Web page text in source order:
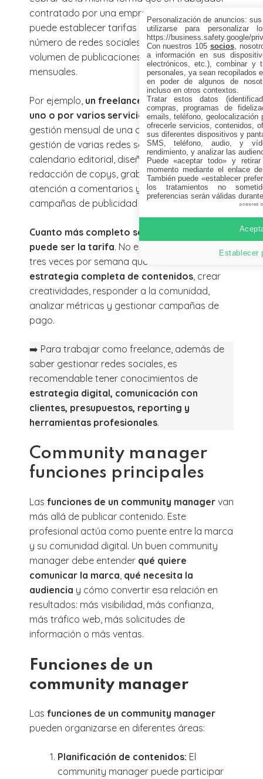
contratado por una empresa. En este caso,
puede establecer tarifas por proyecto, por
número de redes sociales gestionadas, por
volumen de publicaciones o por servicios
mensuales.
Por ejemplo, un freelance puede cobrar por
uno o por varios servicios, por ejemplo:
gestión mensual de una cuenta de Instagram,
gestión de varias redes sociales, creación de
calendario editorial, diseño de publicaciones,
redacción de copys, grabación de vídeos,
atención a comentarios y mensajes, informes,
campañas de publicidad en redes sociales…
Cuanto más completo sea el servicio, mayor
puede ser la tarifa. No es lo mismo publicar
tres veces por semana que diseñar una
estrategia completa de contenidos , crear
creatividades, responder a la comunidad,
analizar métricas y gestionar campañas de
pago.
➡️ Para trabajar como freelance, además de
saber gestionar redes sociales, es
recomendable tener conocimientos de
estrategia digital, comunicación con
clientes, presupuestos, reporting y
herramientas profesionales.
Community manager
funciones principales
Las funciones de un community manager van
más allá de publicar contenido. Este
profesional actúa como puente entre la marca
y su comunidad digital. Un buen community
manager debe entender qué quiere
comunicar la marca qué necesita la
audiencia y cómo convertir esa relación en
resultados: más visibilidad, más confianza,
más tráfico web, más solicitudes de
información o más ventas.
Funciones de un
community manager
Las funciones de un community manager
pueden organizarse en diferentes áreas:
Planificación de contenidos: El
community manager puede participar
Personalización de anuncios:
utilizarse para personalizar
https://business.safety.google/
Con nuestros 105 socios,
a información en sus
electrónicos, etc.), combinar y
personales, ya sean recopilados
en poder de algunos de
incluso en otros contextos.
Tratar estos datos
compras, programas de
emails, teléfono,
ofrecerle servicios, contenidos,
sus diferentes dispositivos y
SMS, teléfono, audio, y
rendimiento, y analizar las
Puede «aceptar todo» y
momento mediante el enlace
También puede «establecer
los tratamientos no
preferencias serán válidas
powered
Establecer